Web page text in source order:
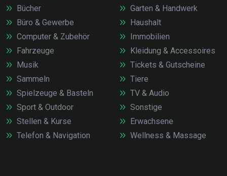
Bücher
Büro & Gewerbe
Computer & Zubehör
Fahrzeuge
Garten & Handwerk
Haushalt
Immobilien
Kleidung & Accessoires
Musik
Sammeln
Spielzeuge & Basteln
Sport & Outdoor
Stellen & Kurse
Telefon & Navigation
Tickets & Gutscheine
Tiere
TV & Audio
Sonstige
Erwachsene
Wellness & Massage